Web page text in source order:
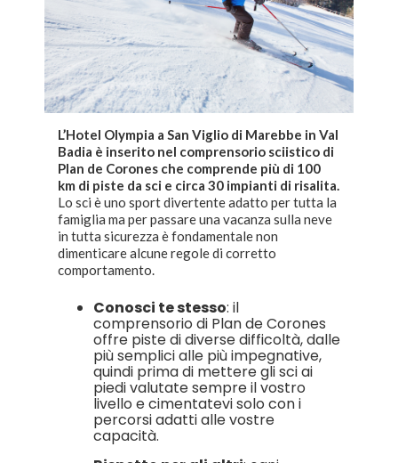
L’Hotel Olympia a San Viglio di Marebbe in Val
Badia è inserito nel comprensorio sciistico di
Plan de Corones che comprende più di 100
km di piste da sci e circa 30 impianti di risalita.
Lo sci è uno sport divertente adatto per tutta la
famiglia ma per passare una vacanza sulla neve
in tutta sicurezza è fondamentale non
dimenticare alcune regole di corretto
comportamento.
Conosci te stesso: il
comprensorio di Plan de Corones
offre piste di diverse difficoltà, dalle
più semplici alle più impegnative,
quindi prima di mettere gli sci ai
piedi valutate sempre il vostro
livello e cimentatevi solo con i
percorsi adatti alle vostre
capacità.